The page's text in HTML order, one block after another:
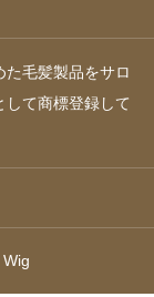
た毛髪製品をサロ
して商標登録して